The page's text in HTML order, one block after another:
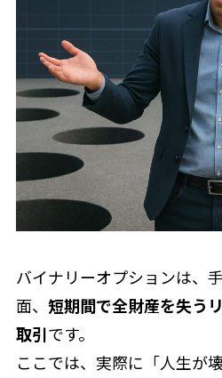
バイナリーオプションは、
面、 短期間で全財産を失う
取引です。
ここでは、実際に「人生が